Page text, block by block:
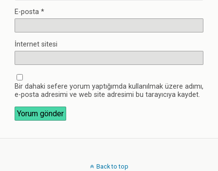
E-posta *
İnternet sitesi
Bir dahaki sefere yorum yaptığımda kullanılmak üzere adımı,
e-posta adresimi ve web site adresimi bu tarayıcıya kaydet.
Back to top